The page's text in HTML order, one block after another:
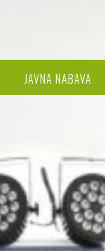
JAVNA NABAVA